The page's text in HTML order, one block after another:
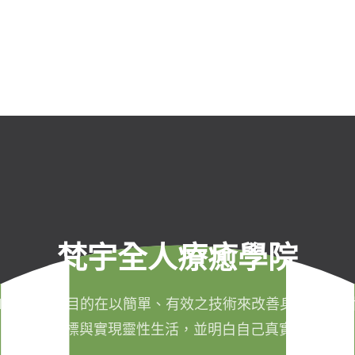
梵宇全人療癒學院
年成立，目的在以簡單、有效之技術來改善身心健康，
成生命目標與實現靈性生活，並明白自己真實的本質。